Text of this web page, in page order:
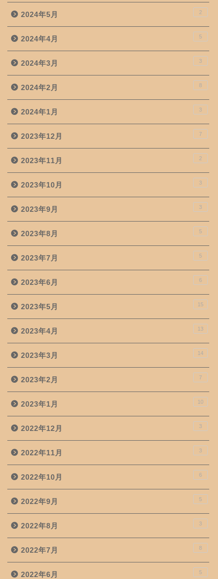
2024年5月 2
2024年4月 5
2024年3月 3
2024年2月 8
2024年1月 3
2023年12月 7
2023年11月 2
2023年10月 3
2023年9月 3
2023年8月 5
2023年7月 5
2023年6月 6
2023年5月 15
2023年4月 13
2023年3月 14
2023年2月 7
2023年1月 10
2022年12月 3
2022年11月 3
2022年10月 6
2022年9月 5
2022年8月 3
2022年7月 8
2022年6月 5